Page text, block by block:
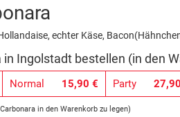
echter Käse,
in Ingolstadt bestellen (in den
Normal 15,90 € Party
in den Warenkorb zu legen)